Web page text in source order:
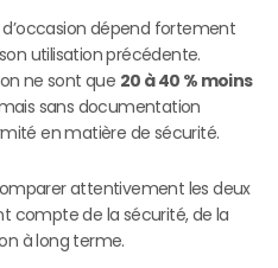
dépend fortement
utilisation précédente.
ne sont que 20 à 40 % moins
sans documentation
en matière de sécurité.
attentivement les deux
compte de la sécurité, de la
à long terme.